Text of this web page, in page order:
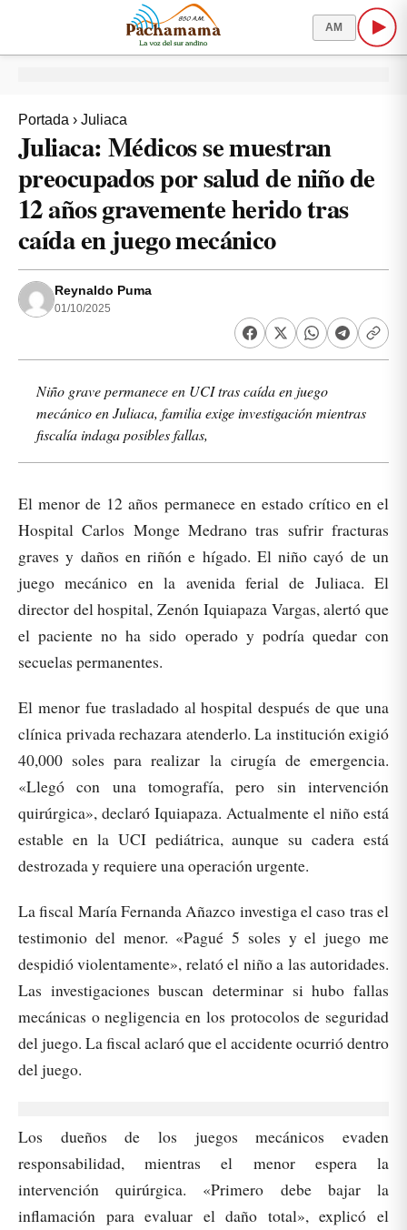
AM
Portada › Juliaca
Juliaca: Médicos se muestran
preocupados por salud de niño de
12 años gravemente herido tras
caída en juego mecánico
Reynaldo Puma
01/10/2025
Niño grave permanece en UCI tras caída en juego
mecánico en Juliaca, familia exige investigación mientras
fiscalía indaga posibles fallas,
El menor de 12 años permanece en estado crítico en el
Hospital Carlos Monge Medrano tras sufrir fracturas
graves y daños en riñón e hígado. El niño cayó de un
juego mecánico en la avenida ferial de Juliaca. El
director del hospital, Zenón Iquiapaza Vargas, alertó que
el paciente no ha sido operado y podría quedar con
secuelas permanentes.
El menor fue trasladado al hospital después de que una
clínica privada rechazara atenderlo. La institución exigió
40,000 soles para realizar la cirugía de emergencia.
«Llegó con una tomografía, pero sin intervención
quirúrgica», declaró Iquiapaza. Actualmente el niño está
estable en la UCI pediátrica, aunque su cadera está
destrozada y requiere una operación urgente.
La fiscal María Fernanda Añazco investiga el caso tras el
testimonio del menor. «Pagué 5 soles y el juego me
despidió violentamente», relató el niño a las autoridades.
Las investigaciones buscan determinar si hubo fallas
mecánicas o negligencia en los protocolos de seguridad
del juego. La fiscal aclaró que el accidente ocurrió dentro
del juego.
Los dueños de los juegos mecánicos evaden
responsabilidad, mientras el menor espera la
intervención quirúrgica. «Primero debe bajar la
inflamación para evaluar el daño total», explicó el